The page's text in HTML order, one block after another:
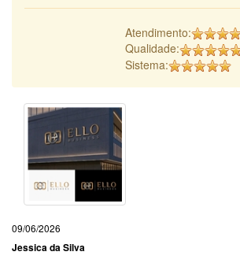
Atendimento:
Qualidade:
Sistema:
09/06/2026
Jessica da Silva